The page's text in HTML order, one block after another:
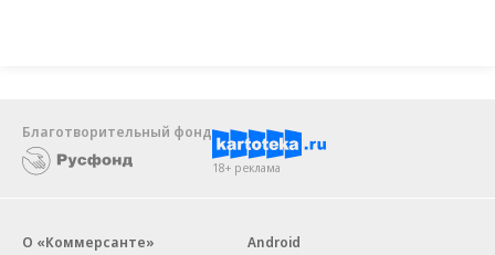
Благотворительный фонд
18+ реклама
О «Коммерсанте»
Android